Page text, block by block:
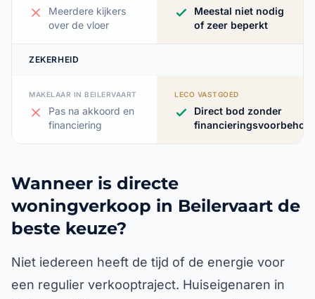
Meerdere kijkers
over de vloer
Meestal niet nodig
of zeer beperkt
ZEKERHEID
MAKELAAR IN BEILERVAART
Pas na akkoord en
financiering
LECO VASTGOED
Direct bod zonder
Wanneer is directe
woningverkoop in Beilervaart de
beste keuze?
Niet iedereen heeft de tijd of de energie voor
een regulier verkooptraject. Huiseigenaren in